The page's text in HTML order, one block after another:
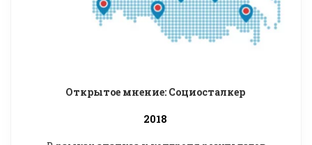
Открытое мнение: Социосталкер
2018